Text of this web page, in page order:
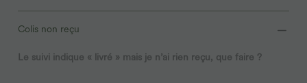
Colis non reçu
Le suivi indique « livré » mais je n’ai rien reçu, que faire ?